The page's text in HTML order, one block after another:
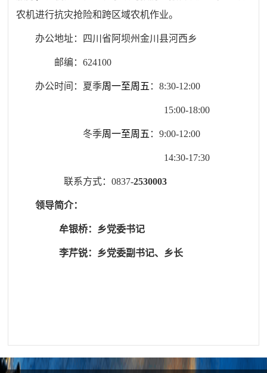
农机进行抗灾抢险和跨区域农机作业。
办公地址：四川省阿坝州金川 县河西乡
邮编：624100
办公时间：夏季周一至周五 ：8:30-12:00
15:00-18:00
冬季周一至周五 ：9:00-12:00
14:30-17:30
联系方式：0837-2530003
领导简介：
牟银桥：乡党委书记
李芹锐：乡党委副书记、乡长